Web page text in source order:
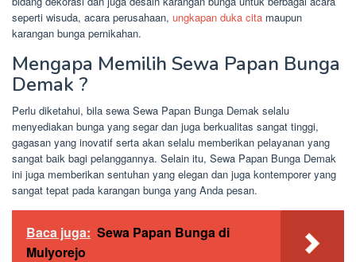
seperti wisuda, acara perusahaan, ungkapan duka cita maupun
karangan bunga pernikahan.
Mengapa Memilih Sewa Papan Bunga
Demak ?
Perlu diketahui, bila sewa Sewa Papan Bunga Demak selalu
menyediakan bunga yang segar dan juga berkualitas sangat tinggi,
gagasan yang inovatif serta akan selalu memberikan pelayanan yang
sangat baik bagi pelanggannya. Selain itu, Sewa Papan Bunga Demak
ini juga memberikan sentuhan yang elegan dan juga kontemporer yang
sangat tepat pada karangan bunga yang Anda pesan.
Baca juga: Sewa Papan Bunga di
Mulyorejo